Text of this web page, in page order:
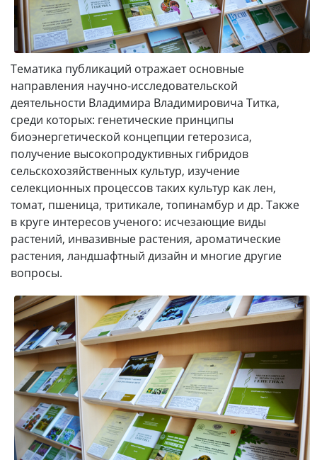
Тематика публикаций отражает основные
направления научно-исследовательской
деятельности Владимира Владимировича Титка,
среди которых: генетические принципы
биоэнергетической концепции гетерозиса,
получение высокопродуктивных гибридов
сельскохозяйственных культур, изучение
селекционных процессов таких культур как лен,
томат, пшеница, тритикале, топинамбур и др. Также
в круге интересов ученого: исчезающие виды
растений, инвазивные растения, ароматические
растения, ландшафтный дизайн и многие другие
вопросы.